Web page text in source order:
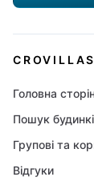
CROVILLAS
Головна
Пошук
Групові та
Відгуки